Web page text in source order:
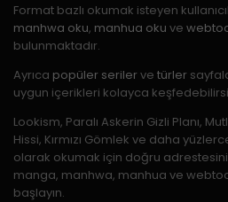
Format bazlı okumak isteyen
manhwa oku, manhua oku ve
bulunmaktadır.
Ayrıca popüler serilerve türler
uygun içerikleri kolayca
Lookism, Paralı Askerin Gizli Planı,
Hissi, Kırmızı Gömlek ve daha
olarak okumak için doğru
manga, manhwa, manhua ve
başlayın.